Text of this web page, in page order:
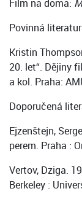
Film na doma:
Povinná
Kristin
20. let“. Dějiny
a kol. Praha:
Doporučená
Ejzenštejn,
perem. Praha :
Vertov, Dziga.
Berkeley :